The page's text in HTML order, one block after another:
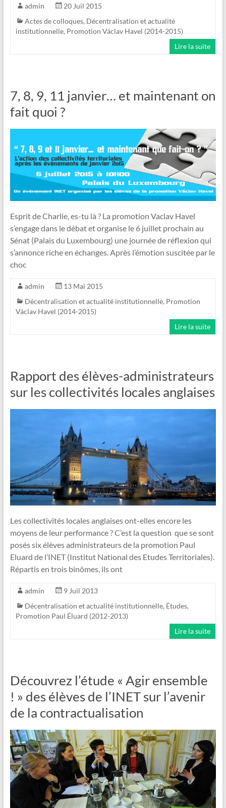
admin
20 Juil 2015
Actes de colloques, Décentralisation et actualité
institutionnelle, Promotion Václav Havel (2014-2015)
Lire la suite
7, 8, 9, 11 janvier… et maintenant on
fait quoi ?
Esprit de Charlie, es-tu là ? La promotion Vaclav Havel
s’engage dans le débat et organise le 6 juillet prochain au
Sénat (Palais du Luxembourg) une journée de réflexion qui
s’annonce riche en échanges. Après l’émotion suscitée par le
choc
admin
13 Mai 2015
Décentralisation et actualité institutionnelle, Promotion
Václav Havel (2014-2015)
Lire la suite
Rapport des élèves-administrateurs
sur les collectivités locales anglaises
Les collectivités locales anglaises ont-elles encore les
moyens de leur performance ? C’est la question que se sont
posés six élèves administrateurs de la promotion Paul
Eluard de l’INET (Institut National des Etudes Territoriales).
Répartis en trois binômes, ils ont
admin
9 Juil 2013
Décentralisation et actualité institutionnelle, Études,
Promotion Paul Éluard (2012-2013)
Lire la suite
Découvrez l’étude « Agir ensemble
! » des élèves de l’INET sur l’avenir
de la contractualisation